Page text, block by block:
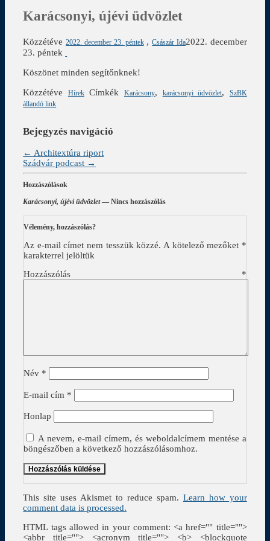
Karácsonyi, újévi üdvözlet
Közzétéve2022. december 23. péntek ,Császár Ida2022. december
23. péntek
Köszönet minden segítőnknek!
Közzétéve
Hírek Címkék Karácsony, karácsonyi üdvözlet,
SzBK
állandó link
Bejegyzés navigáció
← Architextúra riport
Szádvár podcast →
Hozzászólások
Karácsonyi, újévi üdvözlet— Nincs hozzászólás
Vélemény, hozzászólás?
Az e-mail címet nem tesszük közzé. A kötelező mezőket *
karakterrel jelöltük
Hozzászólás *
Név *
E-mail cím *
Honlap
A nevem, e-mail címem, és weboldalcímem mentése a
böngészőben a következő hozzászólásomhoz.
This site uses Akismet to reduce spam. Learn how your
comment data is processed.
HTML tags allowed in your comment: <a href="" title="">
<abbr title=""> <acronym title=""> <b> <blockquote